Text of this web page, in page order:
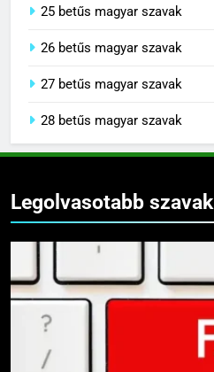
25 betűs magyar szavak
26 betűs magyar szavak
27 betűs magyar szavak
28 betűs magyar szavak
Legolvasotabb szavak